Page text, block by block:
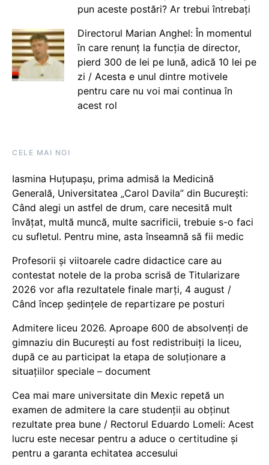
pun aceste postări? Ar trebui întrebați
Directorul Marian Anghel: În momentul
în care renunț la funcția de director,
pierd 300 de lei pe lună, adică 10 lei pe
zi / Acesta e unul dintre motivele
pentru care nu voi mai continua în
acest rol
CELE MAI NOI
Iasmina Huțupașu, prima admisă la Medicină
Generală, Universitatea „Carol Davila” din București:
Când alegi un astfel de drum, care necesită mult
învățat, multă muncă, multe sacrificii, trebuie s-o faci
cu sufletul. Pentru mine, asta înseamnă să fii medic
Profesorii și viitoarele cadre didactice care au
contestat notele de la proba scrisă de Titularizare
2026 vor afla rezultatele finale marți, 4 august /
Când încep ședințele de repartizare pe posturi
Admitere liceu 2026. Aproape 600 de absolvenți de
gimnaziu din București au fost redistribuiți la liceu,
după ce au participat la etapa de soluționare a
situațiilor speciale – document
Cea mai mare universitate din Mexic repetă un
examen de admitere la care studenții au obținut
rezultate prea bune / Rectorul Eduardo Lomeli: Acest
lucru este necesar pentru a aduce o certitudine şi
pentru a garanta echitatea accesului